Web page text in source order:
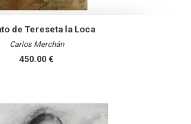
de Tereseta la Loca
Carlos Merchán
450.00 €